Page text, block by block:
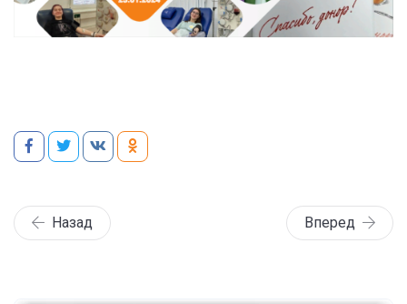
Назад Вперед